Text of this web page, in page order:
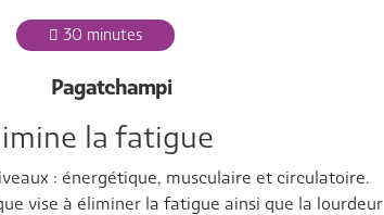
30 minutes
Pagatchampi
la fatigue
: énergétique, musculaire et circulatoire.
vise à éliminer la fatigue ainsi que la lourdeur